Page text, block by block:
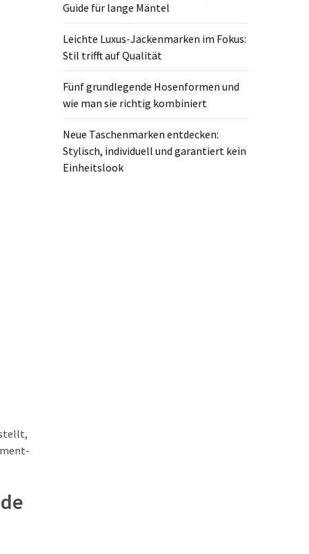
Guide für lange Mäntel
Leichte Luxus-Jackenmarken im Fokus:
Stil trifft auf Qualität
Fünf grundlegende Hosenformen und
wie man sie richtig kombiniert
Neue Taschenmarken entdecken:
Stylisch, individuell und garantiert kein
Einheitslook